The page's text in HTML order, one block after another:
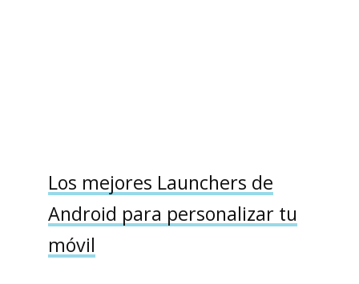
Los mejores Launchers de
Android para personalizar tu
móvil